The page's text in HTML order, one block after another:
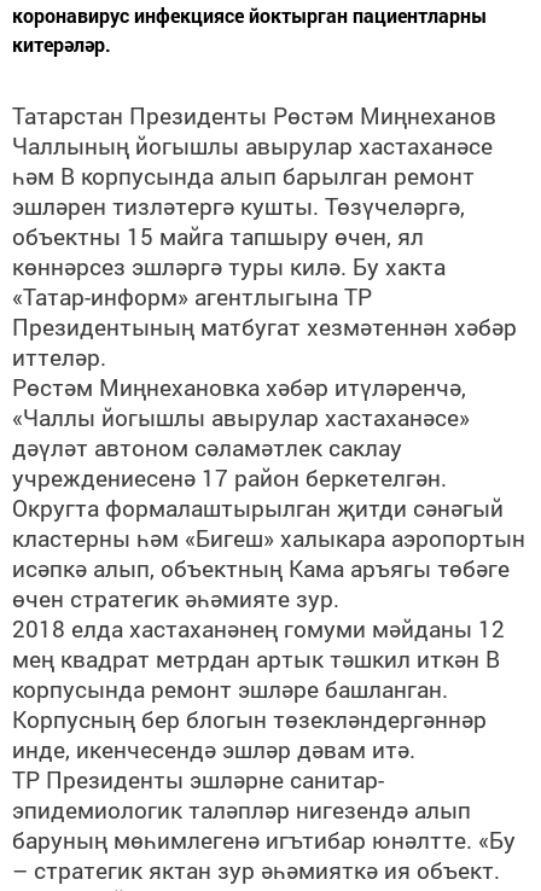
коронавирус инфекциясе йоктырган пациентларны
китерәләр.
Татарстан Президенты Рөстәм Миңнеханов
Чаллының йогышлы авырулар хастаханәсе
һәм В корпусында алып барылган ремонт
эшләрен тизләтергә кушты. Төзүчеләргә,
объектны 15 майга тапшыру өчен, ял
көннәрсез эшләргә туры килә. Бу хакта
«Татар-информ» агентлыгына ТР
Президентының матбугат хезмәтеннән хәбәр
иттеләр.
Рөстәм Миңнехановка хәбәр итүләренчә,
«Чаллы йогышлы авырулар хастаханәсе»
дәүләт автоном сәламәтлек саклау
учреждениесенә 17 район беркетелгән.
Округта формалаштырылган җитди сәнәгый
кластерны һәм «Бигеш» халыкара аэропортын
исәпкә алып, объектның Кама аръягы төбәге
өчен стратегик әһәмияте зур.
2018 елда хастаханәнең гомуми мәйданы 12
мең квадрат метрдан артык тәшкил иткән В
корпусында ремонт эшләре башланган.
Корпусның бер блогын төзекләндергәннәр
инде, икенчесендә эшләр дәвам итә.
ТР Президенты эшләрне санитар-
эпидемиологик таләпләр нигезендә алып
баруның мөһимлегенә игътибар юнәлтте. «Бу
– стратегик яктан зур әһәмияткә ия объект.